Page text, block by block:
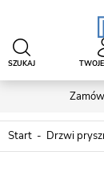
SZUKAJ
Start Drzwi